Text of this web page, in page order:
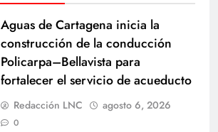
Aguas de Cartagena inicia la
construcción de la conducción
Policarpa–Bellavista para
fortalecer el servicio de acueducto
Redacción LNC agosto 6, 2026
0